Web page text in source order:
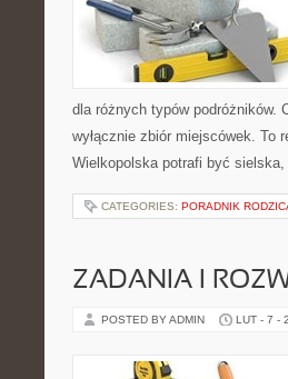
dla różnych typów podróżników.
wyłącznie zbiór miejscówek. To
Wielkopolska potrafi być
CATEGORIES: PORADNIK
ZADANIA I
POSTED BY ADMIN LUT - 7 -